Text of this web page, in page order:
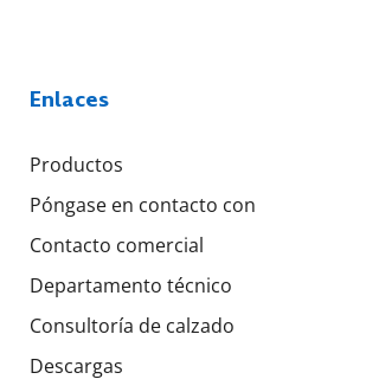
Enlaces
Productos
Póngase en contacto con
Contacto comercial
Departamento técnico
Consultoría de calzado
Descargas